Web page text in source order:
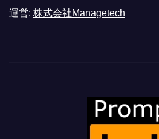
運営: 株式会社Managetech